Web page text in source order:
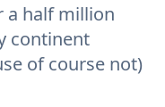
a half million
continent
of course not)